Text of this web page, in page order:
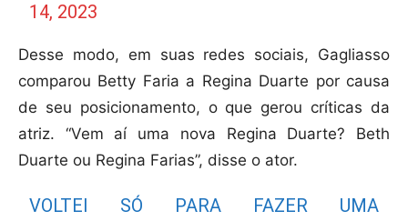
14, 2023
Desse modo, em suas redes sociais, Gagliasso
comparou Betty Faria a Regina Duarte por causa
de seu posicionamento, o que gerou críticas da
atriz. “Vem aí uma nova Regina Duarte? Beth
Duarte ou Regina Farias”, disse o ator.
VOLTEI SÓ PARA FAZER UMA